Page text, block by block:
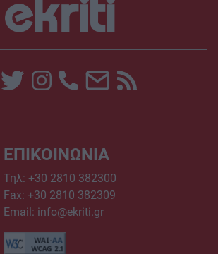
ΕΠΙΚΟΙΝΩΝΙΑ
Τηλ: +30 2810 382300
Fax: +30 2810 382309
Email: info@ekriti.gr